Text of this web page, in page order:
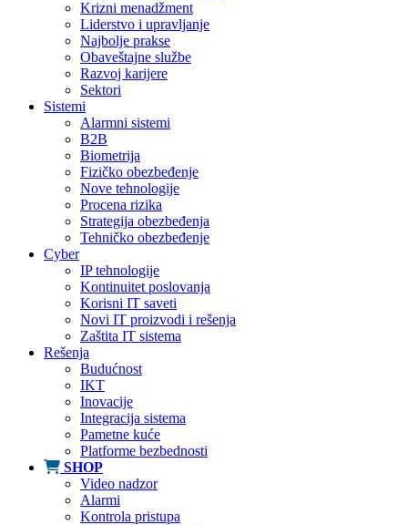
Krizni menadžment
Liderstvo i upravljanje
Najbolje prakse
Obaveštajne službe
Razvoj karijere
Sektori
Sistemi
Alarmni sistemi
B2B
Biometrija
Fizičko obezbeđenje
Nove tehnologije
Procena rizika
Strategija obezbeđenja
Tehničko obezbeđenje
Cyber
IP tehnologije
Kontinuitet poslovanja
Korisni IT saveti
Novi IT proizvodi i rešenja
Zaštita IT sistema
Rešenja
Budućnost
IKT
Inovacije
Integracija sistema
Pametne kuće
Platforme bezbednosti
SHOP
Video nadzor
Alarmi
Kontrola pristupa